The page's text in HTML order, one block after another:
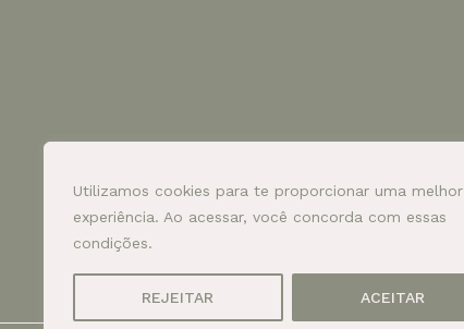
Utilizamos cookies para te proporcionar uma melhor
experiência. Ao acessar, você concorda com essas
condições.
REJEITAR ACEITAR